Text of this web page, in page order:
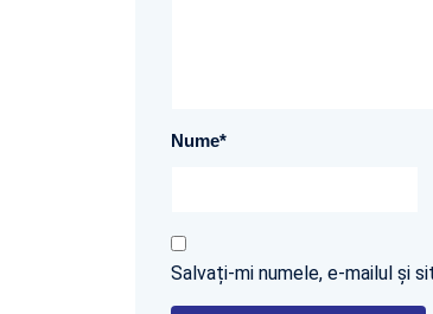
Nume*
Salvați-mi numele, e-mailul și